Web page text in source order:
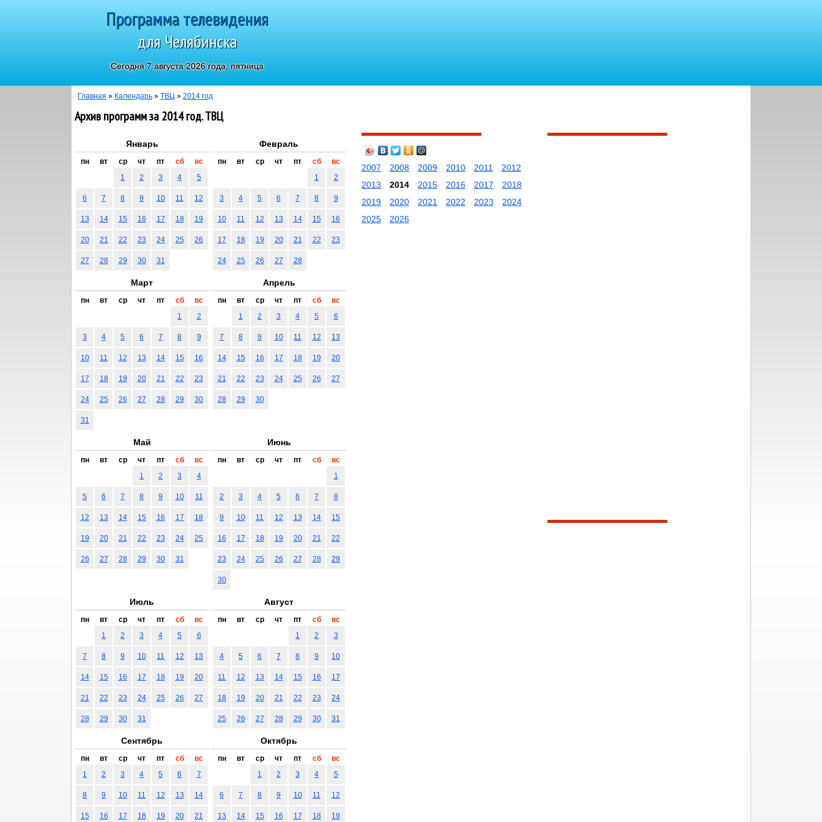
Программа телевидения
для Челябинска
Сегодня 7 августа 2026 года, пятница
Главная » Календарь » ТВЦ » 2014 год
Архив программ за 2014 год. ТВЦ
Январь
пн вт ср чт пт сб
вс
1
2 3 4 5
6 7 8 9 10 11 12
13 14 15 16 17 18 19
20 21 22 23 24 25 26
27 28 29 30 31
Февраль
пн вт ср чт пт сб
вс
1
2
3 4 5 6 7 8 9
10 11 12 13 14 15 16
17 18 19 20 21 22 23
24 25 26 27 28
Март
пн вт ср чт пт сб
вс
1
2
3 4 5 6 7 8 9
10 11 12 13 14 15 16
17 18 19 20 21 22 23
24 25 26 27 28 29 30
31
Апрель
пн вт ср чт пт сб
вс
1
2 3 4 5 6
7 8 9 10 11 12 13
14 15 16 17 18 19 20
21 22 23 24 25 26 27
28 29 30
Май
пн вт ср чт пт сб
вс
1
2 3 4
5 6 7 8 9 10 11
12 13 14 15 16 17 18
19 20 21 22 23 24 25
26 27 28 29 30 31
Июнь
пн вт ср чт пт сб
вс
1
2 3 4 5 6 7 8
9 10 11 12 13 14 15
16 17 18 19 20 21 22
23 24 25 26 27 28 29
30
Июль
пн вт ср чт пт сб
вс
1
2 3 4 5 6
7 8 9 10 11 12 13
14 15 16 17 18 19 20
21 22 23 24 25 26 27
28 29 30 31
Август
пн вт ср чт пт сб
вс
1
2 3
4 5 6 7 8 9 10
11 12 13 14 15 16 17
18 19 20 21 22 23 24
25 26 27 28 29 30 31
Сентябрь
пн вт ср чт пт сб
вс
1
2 3 4 5 6 7
8 9 10 11 12 13 14
15 16 17 18 19 20 21
Октябрь
пн вт ср чт пт сб
вс
1
2 3 4 5
6 7 8 9 10 11 12
13 14 15 16 17 18 19
2007 2008 2009 2010 2011
2012
2013
2014 2015 2016 2017
2018
2019
2020 2021 2022 2023
2024
2025
2026